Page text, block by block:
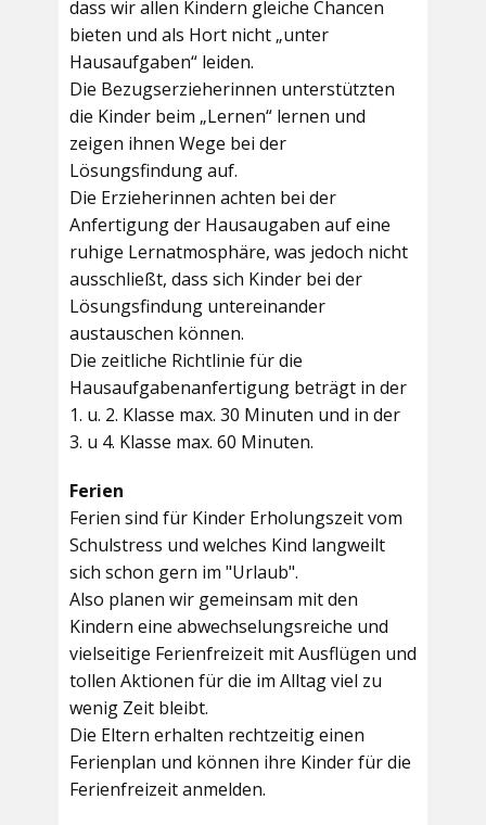
dass wir allen Kindern gleiche Chancen
bieten und als Hort nicht „unter
Hausaufgaben“ leiden.
Die Bezugserzieherinnen unterstützten
die Kinder beim „Lernen“ lernen und
zeigen ihnen Wege bei der
Lösungsfindung auf.
Die Erzieherinnen achten bei der
Anfertigung der Hausaugaben auf eine
ruhige Lernatmosphäre, was jedoch nicht
ausschließt, dass sich Kinder bei der
Lösungsfindung untereinander
austauschen können.
Die zeitliche Richtlinie für die
Hausaufgabenanfertigung beträgt in der
1. u. 2. Klasse max. 30 Minuten und in der
3. u 4. Klasse max. 60 Minuten.
Ferien
Ferien sind für Kinder Erholungszeit vom
Schulstress und welches Kind langweilt
sich schon gern im "Urlaub".
Also planen wir gemeinsam mit den
Kindern eine abwechselungsreiche und
vielseitige Ferienfreizeit mit Ausflügen und
tollen Aktionen für die im Alltag viel zu
wenig Zeit bleibt.
Die Eltern erhalten rechtzeitig einen
Ferienplan und können ihre Kinder für die
Ferienfreizeit anmelden.